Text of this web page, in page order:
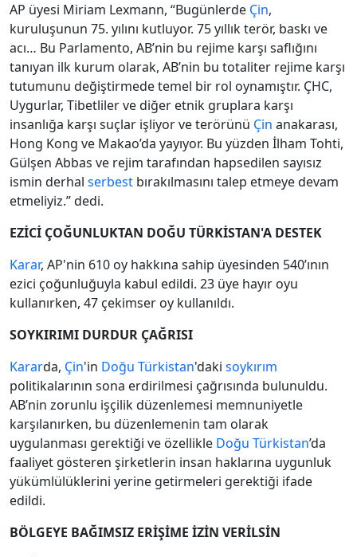
AP üyesi Miriam Lexmann, “Bugünlerde Çin,
kuruluşunun 75. yılını kutluyor. 75 yıllık terör, baskı ve
acı… Bu Parlamento, AB’nin bu rejime karşı saflığını
tanıyan ilk kurum olarak, AB’nin bu totaliter rejime karşı
tutumunu değiştirmede temel bir rol oynamıştır. ÇHC,
Uygurlar, Tibetliler ve diğer etnik gruplara karşı
insanlığa karşı suçlar işliyor ve terörünü Çin anakarası,
Hong Kong ve Makao’da yayıyor. Bu yüzden İlham Tohti,
Gülşen Abbas ve rejim tarafından hapsedilen sayısız
ismin derhal serbest bırakılmasını talep etmeye devam
etmeliyiz.” dedi.
EZİCİ ÇOĞUNLUKTAN DOĞU TÜRKİSTAN'A DESTEK
Karar, AP'nin 610 oy hakkına sahip üyesinden 540’ının
ezici çoğunluğuyla kabul edildi. 23 üye hayır oyu
kullanırken, 47 çekimser oy kullanıldı.
SOYKIRIMI DURDUR ÇAĞRISI
Kararda, Çin'in Doğu Türkistan'daki soykırım
politikalarının sona erdirilmesi çağrısında bulunuldu.
AB’nin zorunlu işçilik düzenlemesi memnuniyetle
karşılanırken, bu düzenlemenin tam olarak
uygulanması gerektiği ve özellikle Doğu Türkistan’da
faaliyet gösteren şirketlerin insan haklarına uygunluk
yükümlülüklerini yerine getirmeleri gerektiği ifade
edildi.
BÖLGEYE BAĞIMSIZ ERİŞİME İZİN VERİLSİN